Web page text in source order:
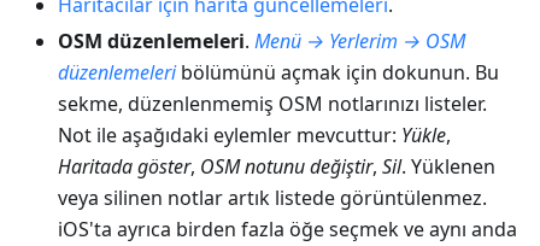
Haritacılar için harita güncellemeleri.
OSM düzenlemeleri. Menü → Yerlerim → OSM
düzenlemeleribölümünü açmak için dokunun. Bu
sekme, düzenlenmemiş OSM notlarınızı listeler.
Not ile aşağıdaki eylemler mevcuttur: Yükle,
Haritada göster, OSM notunu değiştir, Sil. Yüklenen
veya silinen notlar artık listede görüntülenmez.
iOS'ta ayrıca birden fazla öğe seçmek ve aynı anda